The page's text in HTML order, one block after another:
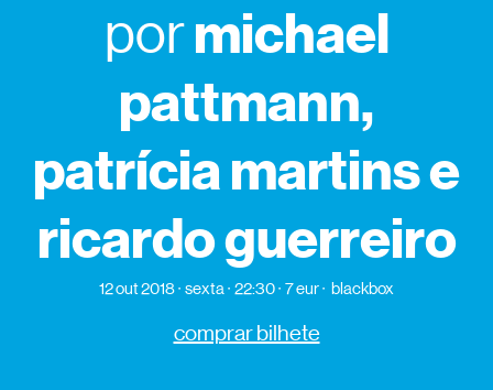
pormichael
pattmann,
patrícia martins e
ricardo guerreiro
12 out 2018 sexta 22:30 7 eur blackbox
comprar bilhete